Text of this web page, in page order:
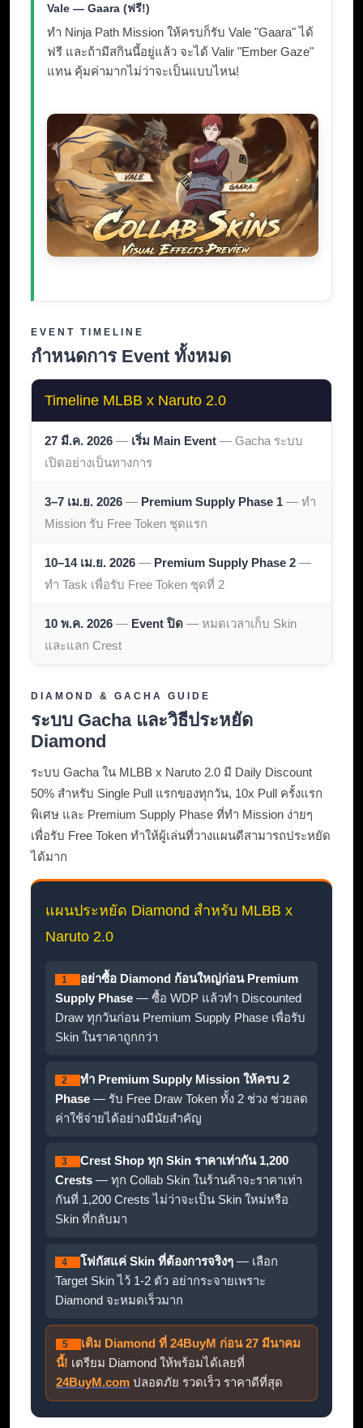
Vale — Gaara (ฟรี!)
ทำ Ninja Path Mission ให้ครบก็รับ Vale "Gaara" ได้
ฟรี และถ้ามีสกินนี้อยู่แล้ว จะได้ Valir "Ember Gaze"
แทน คุ้มค่ามากไม่ว่าจะเป็นแบบไหน!
EVENT TIMELINE
กำหนดการ Event ทั้งหมด
Timeline MLBB x Naruto 2.0
27 มี.ค. 2026 — เริ่ม Main Event — Gacha ระบบ
เปิดอย่างเป็นทางการ
3–7 เม.ย. 2026 — Premium Supply Phase 1 — ทำ
Mission รับ Free Token ชุดแรก
10–14 เม.ย. 2026 — Premium Supply Phase 2 —
ทำ Task เพื่อรับ Free Token ชุดที่ 2
10 พ.ค. 2026 — Event ปิด — หมดเวลาเก็บ Skin
และแลก Crest
DIAMOND & GACHA GUIDE
ระบบ Gacha และวิธีประหยัด
Diamond
ระบบ Gacha ใน MLBB x Naruto 2.0 มี Daily Discount
50% สำหรับ Single Pull แรกของทุกวัน, 10x Pull ครั้งแรก
พิเศษ และ Premium Supply Phase ที่ทำ Mission ง่ายๆ
เพื่อรับ Free Token ทำให้ผู้เล่นที่วางแผนดีสามารถประหยัด
ได้มาก
แผนประหยัด Diamond สำหรับ MLBB x
Naruto 2.0
1
อย่าซื้อ Diamond ก้อนใหญ่ก่อน Premium
Supply Phase — ซื้อ WDP แล้วทำ Discounted
Draw ทุกวันก่อน Premium Supply Phase เพื่อรับ
Skin ในราคาถูกกว่า
2
ทำ Premium Supply Mission ให้ครบ 2
Phase — รับ Free Draw Token ทั้ง 2 ช่วง ช่วยลด
ค่าใช้จ่ายได้อย่างมีนัยสำคัญ
3
Crest Shop ทุก Skin ราคาเท่ากัน 1,200
Crests — ทุก Collab Skin ในร้านค้าจะราคาเท่า
กันที่ 1,200 Crests ไม่ว่าจะเป็น Skin ใหม่หรือ
Skin ที่กลับมา
4 โฟกัสแค่ Skin ที่ต้องการจริงๆ — เลือก
Target Skin ไว้ 1-2 ตัว อย่ากระจายเพราะ
Diamond จะหมดเร็วมาก
5
เติม Diamond ที่ 24BuyM ก่อน 27 มีนาคม
นี้! เตรียม Diamond ให้พร้อมได้เลยที่
24BuyM.com ปลอดภัย รวดเร็ว ราคาดีที่สุด